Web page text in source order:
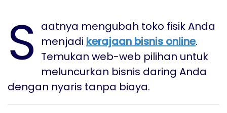
S aatnya mengubah toko fisik Anda
menjadi kerajaan bisnis online.
Temukan web-web pilihan untuk
meluncurkan bisnis daring Anda
dengan nyaris tanpa biaya.